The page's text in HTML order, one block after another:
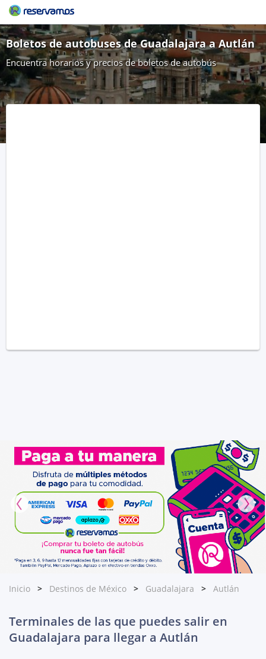
Boletos de autobuses de Guadalajara a Autlán
Encuentra horarios y precios de boletos de autobús
Inicio Destinos de México Guadalajara Autlán
Terminales de las que puedes salir en
Guadalajara para llegar a Autlán